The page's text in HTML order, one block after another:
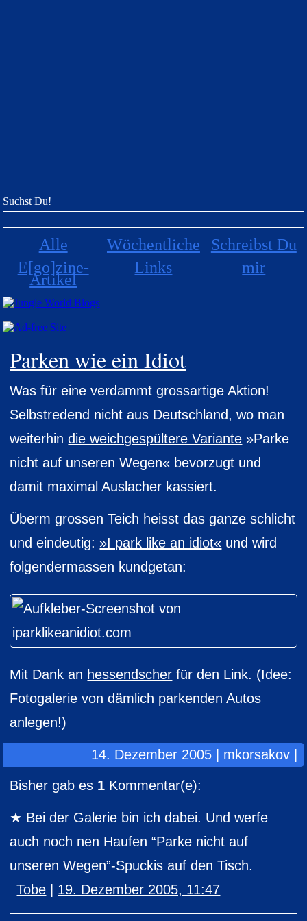
Parken wie ein Idiot
Was für eine verdammt grossartige Aktion!
Selbstredend nicht aus Deutschland, wo man
weiterhindie weichgespültere Variante »Parke
nicht auf unseren Wegen« bevorzugt und
damit maximal Auslacher kassiert.
Überm grossen Teich heisst das ganze schlicht
und eindeutig: »I park like an idiot« und wird
folgendermassen kundgetan:
Mit Dank an hessendscher für den Link. (Idee:
Fotogalerie von dämlich parkenden Autos
anlegen!)
14. Dezember 2005 | mkorsakov |
Bisher gab es 1 Kommentar(e):
Bei der Galerie bin ich dabei. Und werfe
auch noch nen Haufen “Parke nicht auf
unseren Wegen”-Spuckis auf den Tisch.
Tobe
19. Dezember 2005, 11:47
Suchst Du!
Alle
E[go]zine-
Artikel
Wöchentliche
Links
Schreibst Du
mir